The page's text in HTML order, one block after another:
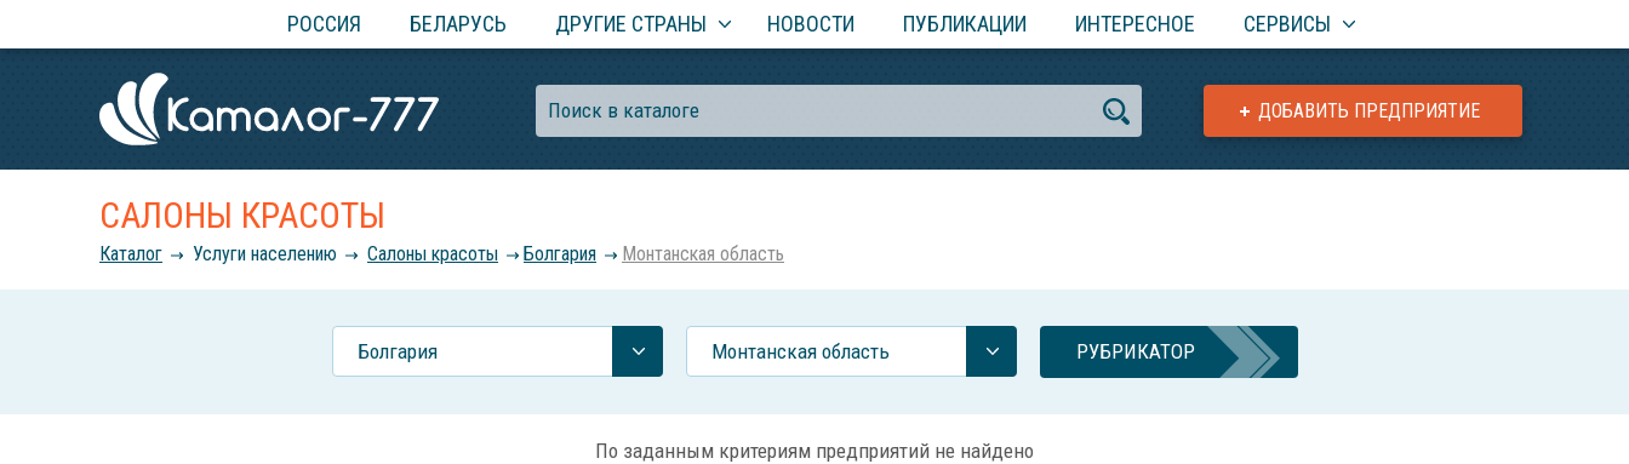
РОССИЯ БЕЛАРУСЬ ДРУГИЕ СТРАНЫ НОВОСТИ ПУБЛИКАЦИИ ИНТЕРЕСНОЕ СЕРВИСЫ
ДОБАВИТЬ ПРЕДПРИЯТИЕ
САЛОНЫ КРАСОТЫ
Каталог Услуги населению Салоны красоты Болгария Монтанская область
Болгария Монтанская область РУБРИКАТОР
По заданным критериям предприятий не найдено